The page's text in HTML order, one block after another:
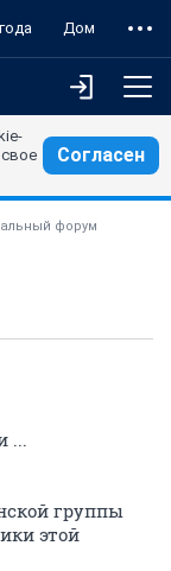
Дом
Согласен
форум
...
группы
этой